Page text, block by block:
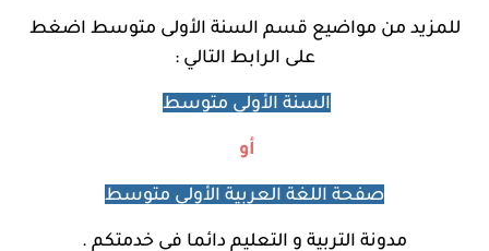
للمزيد من مواضيع قسم السنة الأولى متوسط اضغط
على الرابط التالي :
السنة الأولى متوسط
أو
صفحة اللغة العربية الأولى متوسط
مدونة التربية و التعليم دائما في خدمتكم .